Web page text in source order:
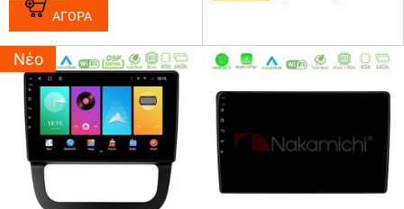
ΑΓΟΡΑ
Νέο